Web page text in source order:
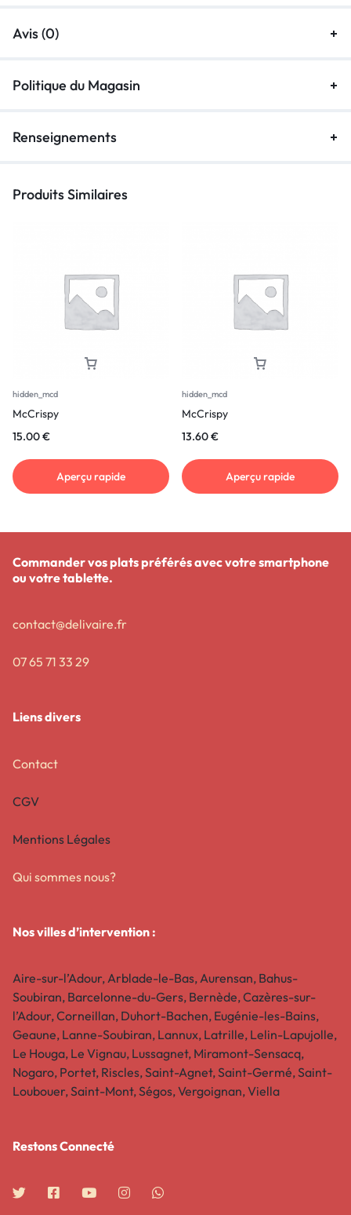
Avis (0)
Politique du Magasin
Renseignements
Produits Similaires
hidden_mcd
McCrispy
15.00€
Aperçu rapide
hidden_mcd
McCrispy
13.60€
Aperçu rapide
Commander vos plats préférés avec votre smartphone
ou votre tablette.
contact@delivaire.fr
07 65 71 33 29
Liens divers
Contact
CGV
Mentions Légales
Qui sommes nous?
Nos villes d’intervention :
Aire-sur-l’Adour, Arblade-le-Bas, Aurensan, Bahus-
Soubiran, Barcelonne-du-Gers, Bernède, Cazères-sur-
l’Adour, Corneillan, Duhort-Bachen, Eugénie-les-Bains,
Geaune, Lanne-Soubiran, Lannux, Latrille, Lelin-Lapujolle,
Le Houga, Le Vignau, Lussagnet, Miramont-Sensacq,
Nogaro, Portet, Riscles, Saint-Agnet, Saint-Germé, Saint-
Loubouer, Saint-Mont, Ségos, Vergoignan, Viella
Restons Connecté​